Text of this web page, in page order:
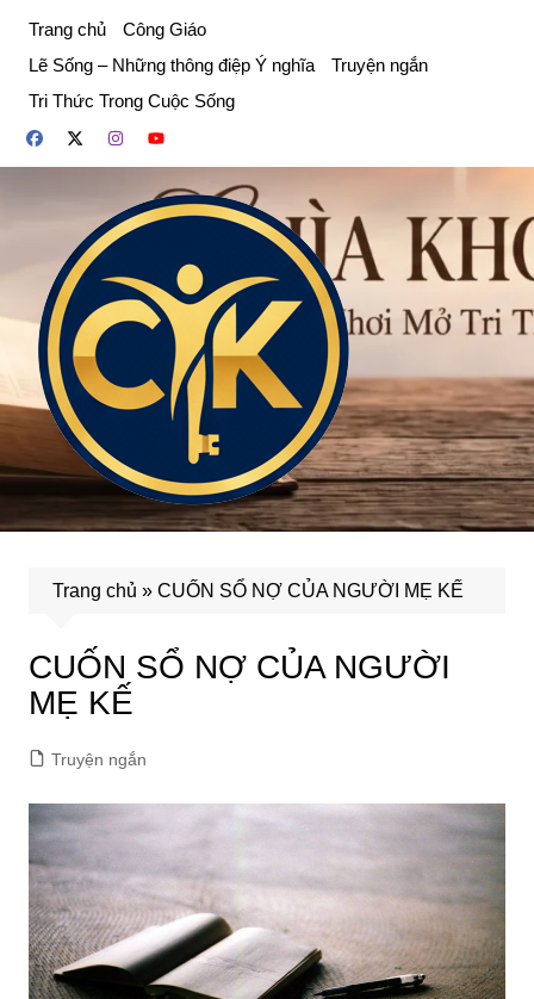
phần
dung
Trang chủ
Công Giáo
Lẽ Sống – Những thông điệp Ý nghĩa
Truyện ngắn
Tri Thức Trong Cuộc Sống
Trang chủ » CUỐN SỔ NỢ CỦA NGƯỜI MẸ KẾ
CUỐN SỔ NỢ CỦA NGƯỜI
MẸ KẾ
Truyện ngắn